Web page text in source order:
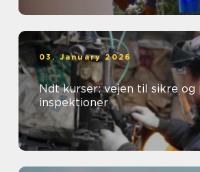
03. January 2026
Ndt kurser: vejen til sikre og
inspektioner